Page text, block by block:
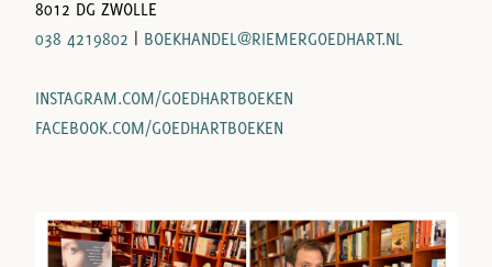
8012 DG ZWOLLE
038 4219802
BOEKHANDEL@RIEMERGOEDHART.NL
INSTAGRAM.COM/GOEDHARTBOEKEN
FACEBOOK.COM/GOEDHARTBOEKEN